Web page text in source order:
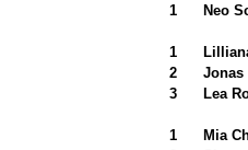
1 Neo
1
2
Jonas
3
Lea
1
Mia